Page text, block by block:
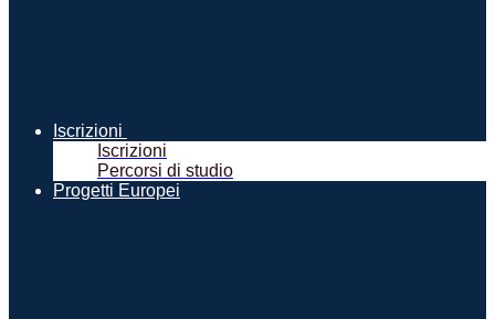
Iscrizioni
Iscrizioni
Percorsi di studio
Progetti Europei